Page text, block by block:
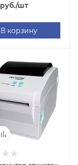
руб./шт
В корзину